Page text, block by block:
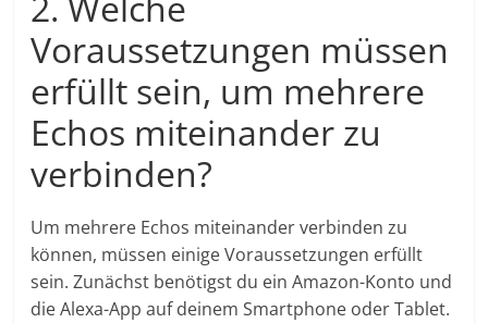
Voraussetzungen müssen
erfüllt sein, um mehrere
Echos miteinander zu
verbinden?
Um mehrere Echos miteinander verbinden zu
können, müssen einige Voraussetzungen erfüllt
sein. Zunächst benötigst du ein Amazon-Konto und
die Alexa-App auf deinem Smartphone oder Tablet.